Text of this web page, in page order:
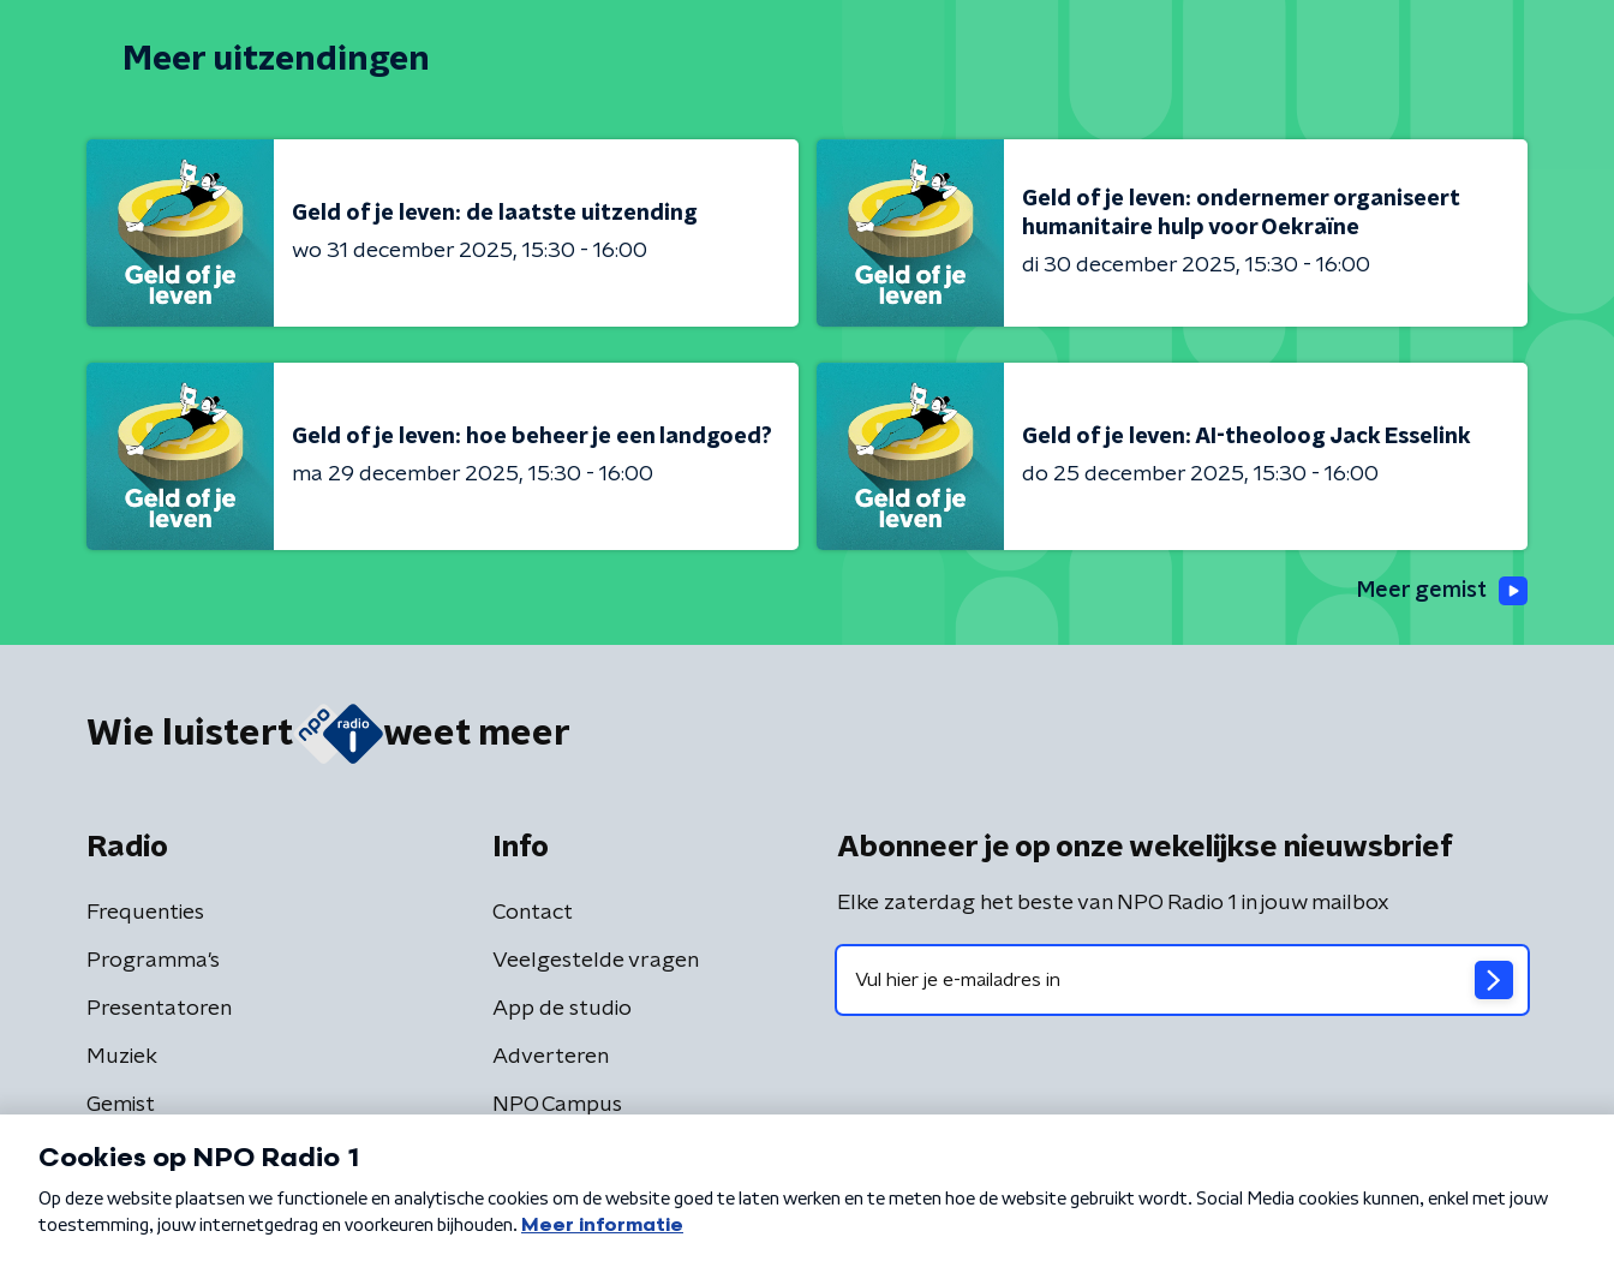
Meer uitzendingen
Geld of je leven: de laatste uitzending
wo 31 december 2025 15:30 - 16:00
Geld of je leven: ondernemer organiseert
humanitaire hulp voor Oekraïne
di 30 december 2025 15:30 - 16:00
Geld of je leven: hoe beheer je een landgoed?
ma 29 december 2025 15:30 - 16:00
Geld of je leven: AI-theoloog Jack Esselink
do 25 december 2025 15:30 - 16:00
Meer gemist
Wie luistert weet meer
Radio
Frequenties
Programma's
Presentatoren
Muziek
Gemist
Info
Contact
Veelgestelde vragen
App de studio
Adverteren
NPO Campus
Abonneer je op onze wekelijkse nieuwsbrief
Elke zaterdag het beste van NPO Radio 1 in jouw mailbox
Algemene voorwaarden Privacybeleid